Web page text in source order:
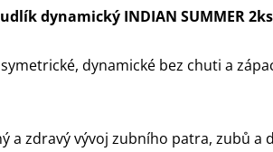
dynamický INDIAN SUMMER
dynamické bez chuti a
a zdravý vývoj zubního patra, zubů a